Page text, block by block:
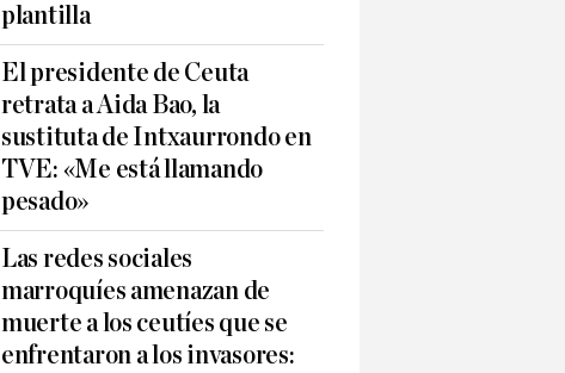
plantilla
El presidente de Ceuta
retrata a Aida Bao, la
sustituta de Intxaurrondo en
TVE: «Me está llamando
pesado»
Las redes sociales
marroquíes amenazan de
muerte a los ceutíes que se
enfrentaron a los invasores: